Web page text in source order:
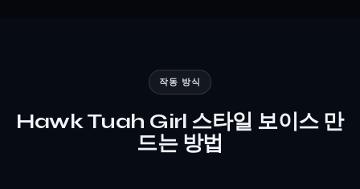
작동 방식
Hawk Tuah Girl 스타일 보이스 만
드는 방법